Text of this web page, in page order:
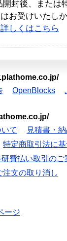
開封後、または
お受けいたし
しくはこちら
OpenBlocks
て
見積書・
特定商取引法に
費払い取引のご
注文の取り消し
ージ